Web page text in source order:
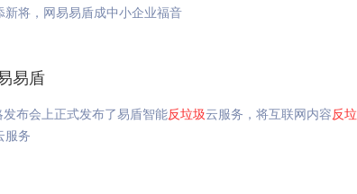
新将，网易易盾成中小企业福音
易盾
布会上正式发布了易盾智能反垃圾云服务，将互联网内容反
服务